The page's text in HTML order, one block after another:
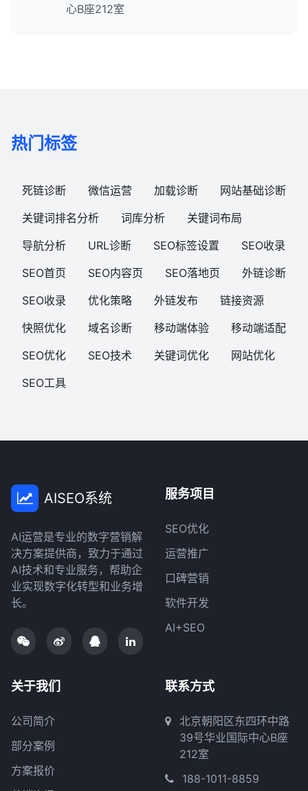
心B座212室
热门标签
死链诊断 微信运营 加载诊断
网站基础诊断
关键词排名分析
词库分析
关键词布局
导航分析
URL诊断 SEO标签设置
SEO收录
SEO首页
SEO内容页 SEO落地页
外链诊断
SEO收录
优化策略 外链发布
链接资源
快照优化
域名诊断 移动端体验
移动端适配
SEO优化
SEO技术 关键词优化
网站优化
SEO工具
AISEO系统
AI运营是专业的数字营销解
决方案提供商，致力于通过
AI技术和专业服务，帮助企
业实现数字化转型和业务增
长。
服务项目
SEO优化
运营推广
口碑营销
软件开发
AI+SEO
关于我们
公司简介
部分案例
方案报价
联系方式
北京朝阳区东四环中路
39号华业国际中心B座
212室
188-1011-8859